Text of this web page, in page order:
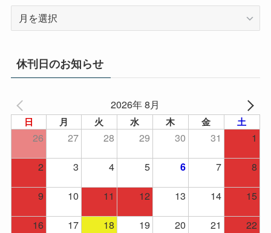
イ
ブ
休刊日のお知らせ
2026年 8月
日 月 火 水 木 金 土
26 27 28 29 30 31
1
2
3 4 5 6 7
8
9
10 11 12 13 14
15
16
17 18 19 20 21
22